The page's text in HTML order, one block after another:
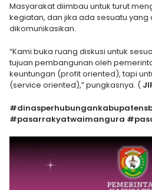
Masyarakat diimbau untuk turut
kegiatan, dan jika ada sesuatu
dikomunikasikan.
“Kami buka ruang diskusi untuk
tujuan pembangunan oleh
keuntungan (profit oriented), tapi
(service oriented),” pungkasnya. (
#pasarrakyatwaimangura